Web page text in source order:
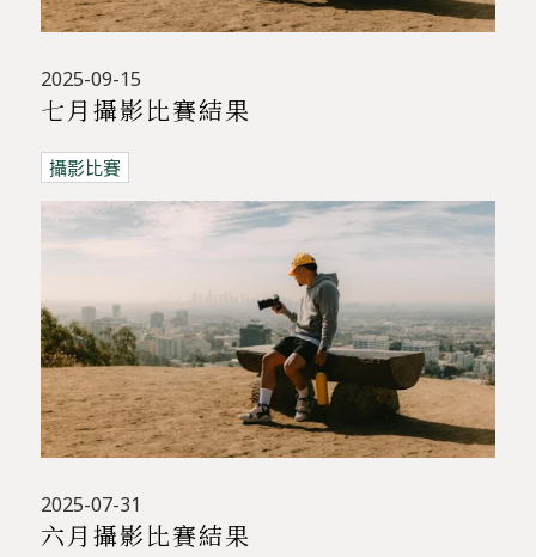
2025-09-15
七月攝影比賽結果
攝影比賽
2025-07-31
六月攝影比賽結果